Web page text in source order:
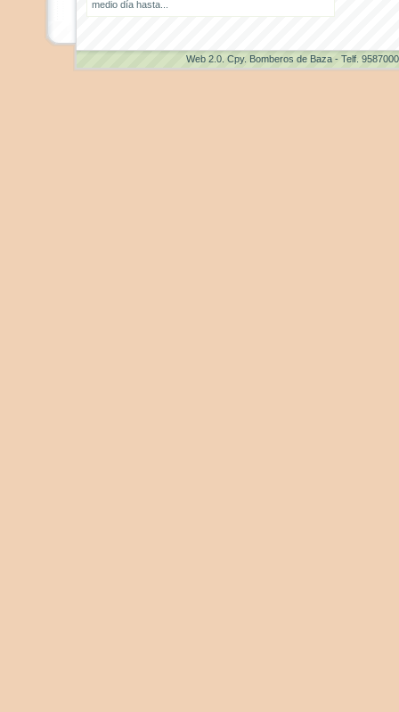
medio día hasta...
Web 2.0 . Cpy. Bomberos de Baza - Telf.